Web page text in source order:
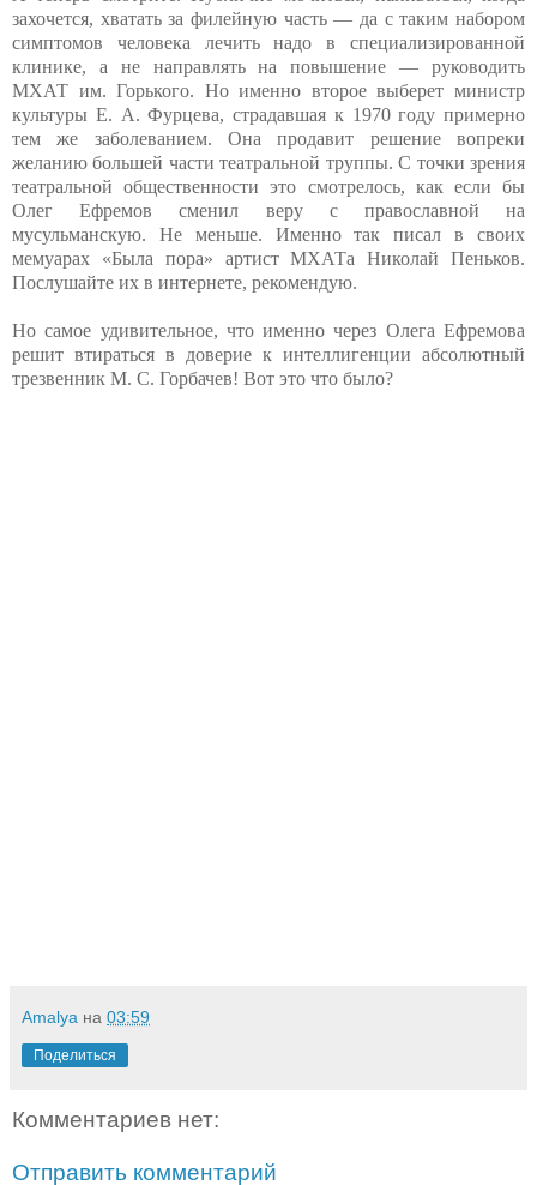
захочется, хватать за филейную часть — да с таким набором
симптомов человека лечить надо в специализированной
клинике, а не направлять на повышение — руководить
МХАТ им. Горького. Но именно второе выберет министр
культуры Е. А. Фурцева, страдавшая к 1970 году примерно
тем же заболеванием. Она продавит решение вопреки
желанию большей части театральной труппы. С точки зрения
театральной общественности это смотрелось, как если бы
Олег Ефремов сменил веру с православной на
мусульманскую. Не меньше. Именно так писал в своих
мемуарах «Была пора» артист МХАТа Николай Пеньков.
Послушайте их в интернете, рекомендую.
Но самое удивительное, что именно через Олега Ефремова
решит втираться в доверие к интеллигенции абсолютный
трезвенник М. С. Горбачев! Вот это что было?
Amalya на 03:59
Поделиться
Комментариев нет:
Отправить комментарий